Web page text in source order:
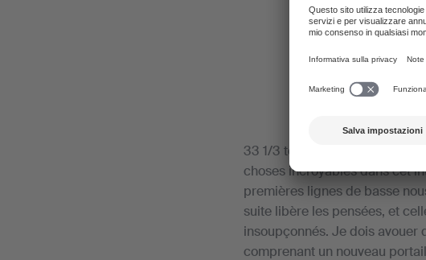
33 1/3 tours par minute –
choses incroyables dans cet
premières lignes de basse
suite libère les pensées, et
insoupçonnés. Je dois avouer
comprenant un nouveau